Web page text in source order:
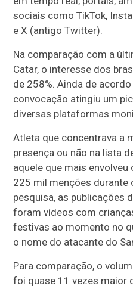
sociais como TikTok,
e X (antigo Twitter).
Na comparação com a
Catar, o interesse dos
de 258%. Ainda de
convocação atingiu um
diversas plataformas
Atleta que concentrava a
presença ou não na lista
aquele que mais
225 mil menções durante
pesquisa, as publicações
foram vídeos com
festivas ao momento no
o nome do atacante do
Para comparação, o
foi quase 11 vezes maior